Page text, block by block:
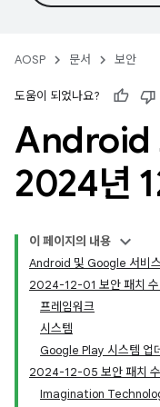
AOSP 문서 보안
도움이 되었나요?
Android
2024년
이 페이지의 내용
Android 및 Google 서비
2024-12-01 보안 패치 수
프레임워크
시스템
Google Play 시스템 업
2024-12-05 보안 패치 수
Imagination